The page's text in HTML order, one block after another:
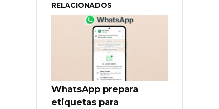
RELACIONADOS
WhatsApp prepara
etiquetas para